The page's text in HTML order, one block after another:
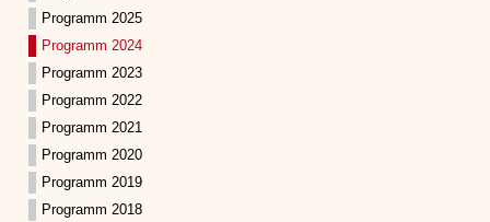
Programm 2025
Programm 2024
Programm 2023
Programm 2022
Programm 2021
Programm 2020
Programm 2019
Programm 2018